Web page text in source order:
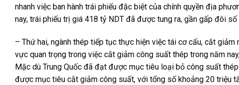
nhanh việc ban hành trái phiếu đặc biệt của chính quyền địa
nay, trái phiếu trị giá 418 tỷ NDT đã được tung ra, gần gấp đôi
– Thứ hai, ngành thép tiếp tục thực hiện việc tái cơ cấu, cắt
vực quan trọng trong việc cắt giảm công suất thép trong năm
Mặc dù Trung Quốc đã đạt được mục tiêu loại bỏ công suất
được mục tiêu cắt giảm công suất, với tổng số khoảng 20 triệu